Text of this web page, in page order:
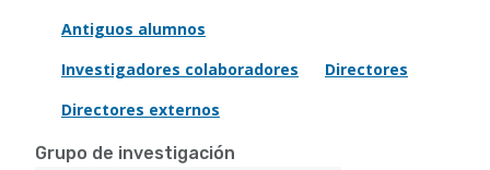
Antiguos alumnos
Investigadores colaboradores
Directores
Directores externos
Grupo de investigación